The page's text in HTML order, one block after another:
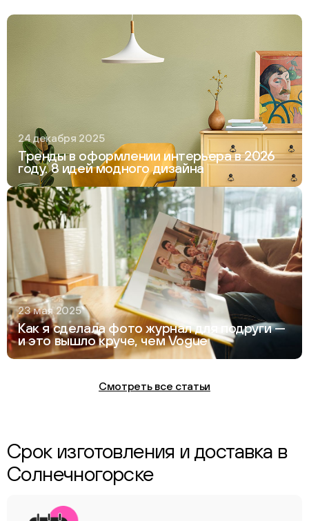
24 декабря 2025
Тренды в оформлении интерьера в 2026
году. 8 идей модного дизайна
23 мая 2025
Как я сделала фото журнал для подруги —
и это вышло круче, чем Vogue
Смотреть все статьи
Срок изготовления и доставка в
Солнечногорске